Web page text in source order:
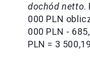
dochód netto.
000 PLN
000 PLN -
PLN = 3